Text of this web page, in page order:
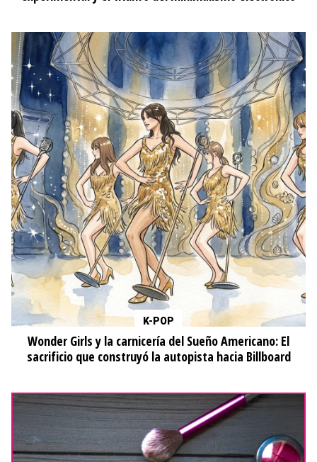
K-POP
Wonder Girls y la carnicería del Sueño Americano: El
sacrificio que construyó la autopista hacia Billboard